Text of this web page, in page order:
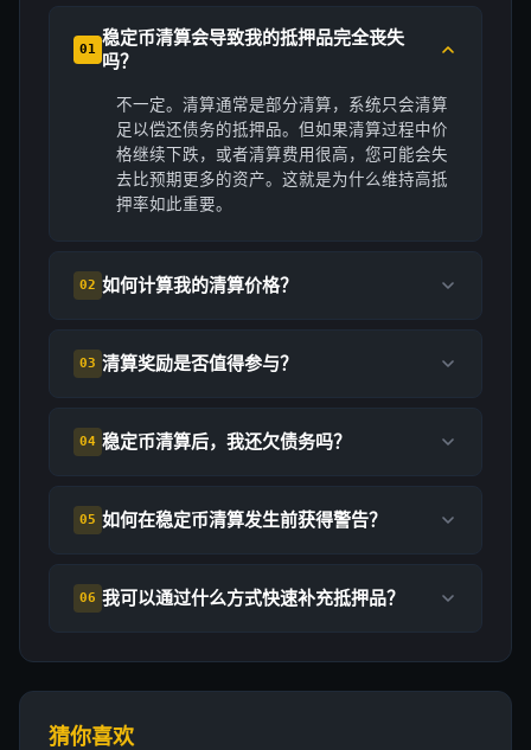
01
稳定币清算会导致我的抵押品完全丧失
吗？
不一定。清算通常是部分清算，系统只会清算
足以偿还债务的抵押品。但如果清算过程中价
格继续下跌，或者清算费用很高，您可能会失
去比预期更多的资产。这就是为什么维持高抵
押率如此重要。
02 如何计算我的清算价格？
03 清算奖励是否值得参与？
04 稳定币清算后，我还欠债务吗？
05 如何在稳定币清算发生前获得警告？
06 我可以通过什么方式快速补充抵押品？
猜你喜欢